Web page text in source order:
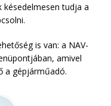
késedelmesen tudja a
is van: a NAV-
amivel
a gépjárműadó.